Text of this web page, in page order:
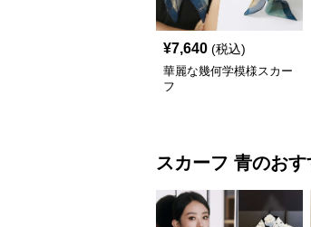
¥7,640 (税込)
華麗な幾何学模様スカー
フ
スカーフ 青のおす